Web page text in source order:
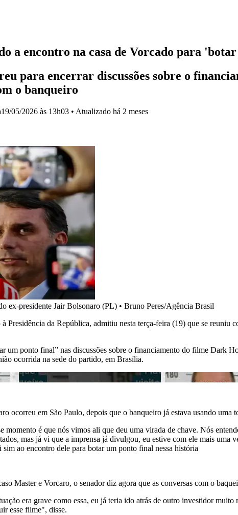
a encontro na casa de Vorcado para
para encerrar discussões sobre o
o banqueiro
19/05/2026 às 13h03 • Atualizado há 2 meses
ex-presidente Jair Bolsonaro (PL) • Bruno Peres/Agência Brasil
Presidência da República, admitiu nesta terça-feira (19) que se reuniu
um ponto final” nas discussões sobre o financiamento do filme Dark
ocorrida na sede do partido, em Brasília.
ocorreu em São Paulo, depois que o banqueiro já estava usando
momento é que nós vimos ali que deu uma virada de chave. Nós
mas já vi que a imprensa já divulgou, eu estive com ele mais uma
ao encontro dele para botar um ponto final nessa história
Master e Vorcaro, o senador diz agora que as conversas com o
era grave como essa, eu já teria ido atrás de outro investidor
esse filme", disse.